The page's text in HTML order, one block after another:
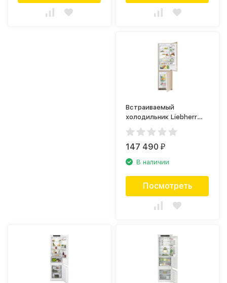
Встраиваемый
холодильник Liebherr
SBS 33I2
147 490₽
В наличии
Посмотреть